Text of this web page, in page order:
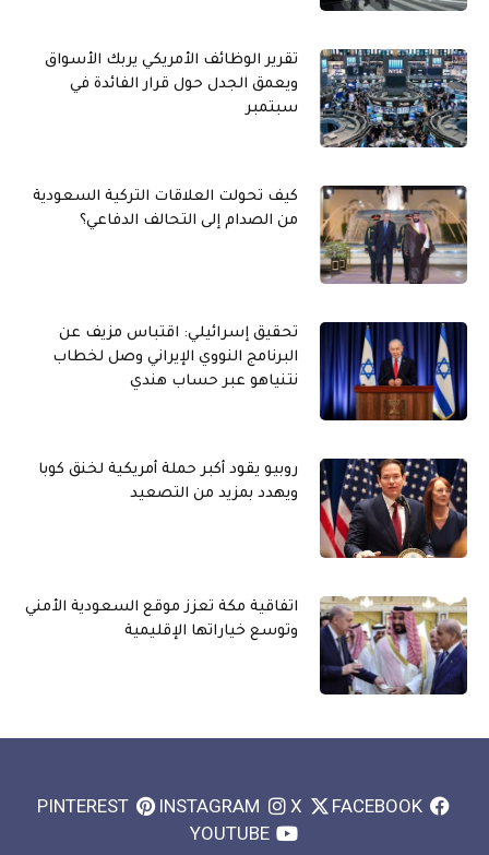
تقرير الوظائف الأمريكي يربك الأسواق
ويعمق الجدل حول قرار الفائدة في
سبتمبر
كيف تحولت العلاقات التركية السعودية
من الصدام إلى التحالف الدفاعي؟
تحقيق إسرائيلي: اقتباس مزيف عن
البرنامج النووي الإيراني وصل لخطاب
نتنياهو عبر حساب هندي
روبيو يقود أكبر حملة أمريكية لخنق كوبا
ويهدد بمزيد من التصعيد
اتفاقية مكة تعزز موقع السعودية الأمني
وتوسع خياراتها الإقليمية
FACEBOOK
X
INSTAGRAM
PINTEREST
YOUTUBE